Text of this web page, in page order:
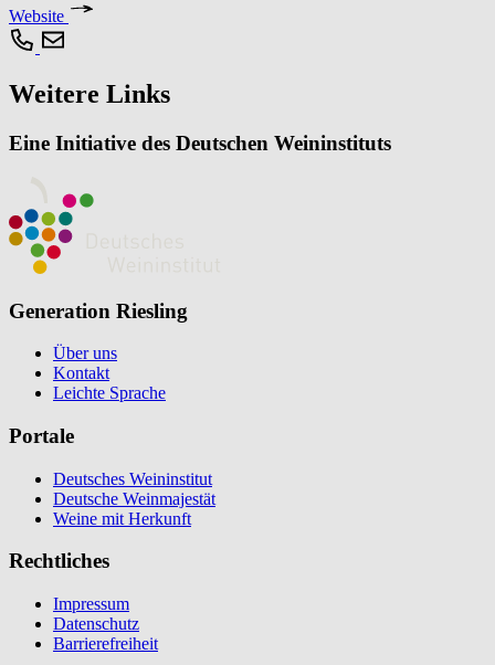
Website
Weitere Links
Eine Initiative des Deutschen Weininstituts
Generation Riesling
Über uns
Kontakt
Leichte Sprache
Portale
Deutsches Weininstitut
Deutsche Weinmajestät
Weine mit Herkunft
Rechtliches
Impressum
Datenschutz
Barrierefreiheit